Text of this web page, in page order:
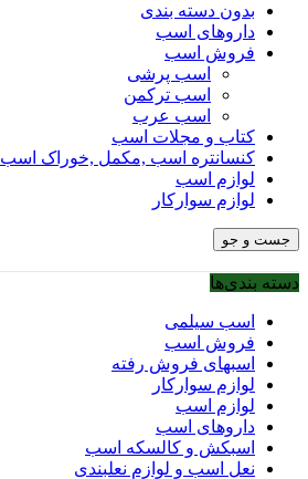
بدون دسته بندی
داروهای اسب
فروش اسب
اسب پرشی
اسب ترکمن
اسب عرب
کتاب و مجلات اسب
کنسانتره اسب ,مکمل ,خوراک اسب
لوازم اسب
لوازم سوارکار
جست و جو
دسته بندی‌ها
اسب سیلمی
فروش اسب
اسبهای فروش رفته
لوازم سوارکار
لوازم اسب
داروهای اسب
اسبکش و کالسکه اسب
نعل اسب و لوازم نعلبندی